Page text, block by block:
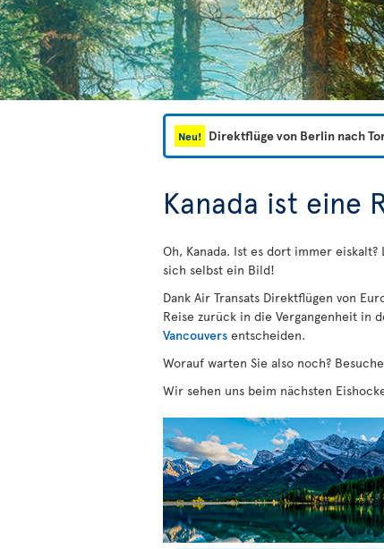
Neu! Direktflüge von Berlin nach
Kanada ist eine
Oh, Kanada. Ist es dort immer
sich selbst ein Bild!
Dank Air Transats Direktflügen von
Reise zurück in die Vergangenheit in
Vancouvers entscheiden.
Worauf warten Sie also noch?
Wir sehen uns beim nächsten